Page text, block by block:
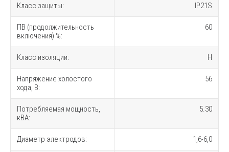
Класс защиты: IP21S
ПВ (продолжительность
включения) %:
60
Класс изоляции: H
Напряжение холостого
хода, В:
56
Потребляемая мощность,
кВА:
5.30
Диаметр электродов: 1,6-6,0